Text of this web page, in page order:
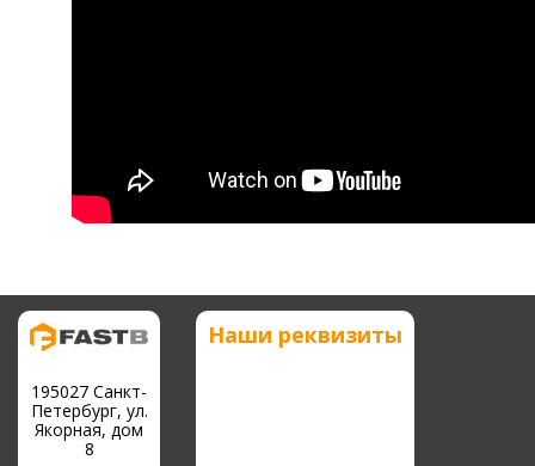
195027 Санкт-
Петербург, ул.
Якорная, дом
8
Наши реквизиты